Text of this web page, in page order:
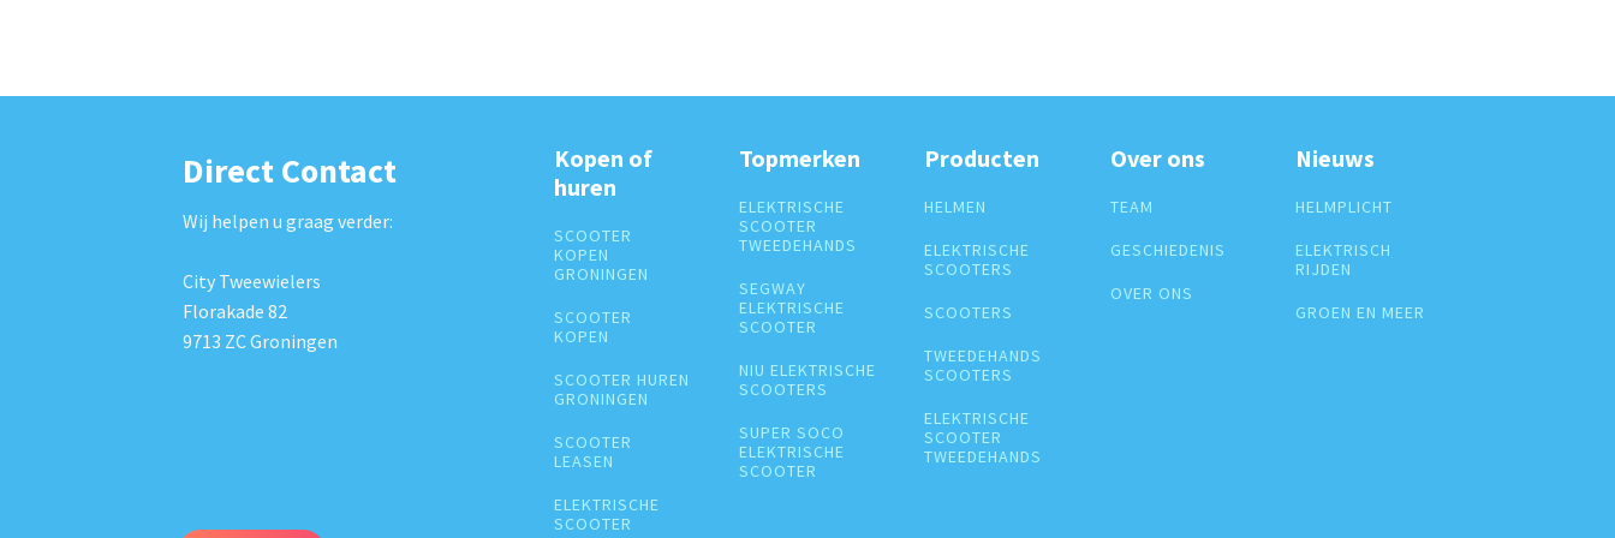
Direct Contact
Wij helpen u graag verder:
City Tweewielers
Florakade 82
9713 ZC Groningen
Kopen of
huren
SCOOTER
KOPEN
GRONINGEN
SCOOTER
KOPEN
SCOOTER HUREN
GRONINGEN
SCOOTER
LEASEN
ELEKTRISCHE
SCOOTER
Topmerken
ELEKTRISCHE
SCOOTER
TWEEDEHANDS
SEGWAY
ELEKTRISCHE
SCOOTER
NIU ELEKTRISCHE
SCOOTERS
SUPER SOCO
ELEKTRISCHE
SCOOTER
Producten
HELMEN
ELEKTRISCHE
SCOOTERS
SCOOTERS
TWEEDEHANDS
SCOOTERS
ELEKTRISCHE
SCOOTER
TWEEDEHANDS
Over ons
TEAM
GESCHIEDENIS
OVER ONS
Nieuws
HELMPLICHT
ELEKTRISCH
RIJDEN
GROEN EN MEER